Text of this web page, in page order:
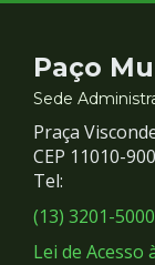
e
Redes
Sociais
Paço
Sede
Praça
CEP 11010-900
Tel:
(13) 3201-5000
Lei de Acesso